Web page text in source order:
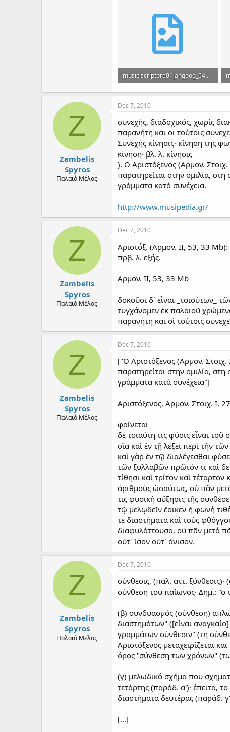
musiciscriptore01jangoog_0412.jpg
123 KB · Views: 0
Z
Zambelis
Spyros
Παλαιό Μέλος
Dec 7, 2010
συνεχής, διαδοχικός, χωρίς
παρανήτη και οι τούτοις
Συνεχής κίνησις· κίνηση της
κίνηση· βλ. λ. κίνησις
). Ο Αριστόξενος (Αρμον. Στοιχ.
παρατηρείται στην ομιλία,
γράμματα κατά συνέχεια.
http://www.musipedia.gr/
Z
Zambelis
Spyros
Παλαιό Μέλος
Dec 7, 2010
Αριστόξ. (Αρμον. ΙΙ, 53, 33
πρβ. λ. εξής.
Αρμον. ΙΙ, 53, 33 Mb
δοκοῦσι δ᾽ εἶναι _τοιούτων_
τυγχάνομεν ἐκ παλαιοῦ
παρανήτη καὶ οἱ τούτοις
Z
Zambelis
Spyros
Παλαιό Μέλος
Dec 7, 2010
[''Ο Αριστόξενος (Αρμον. Στοιχ.
παρατηρείται στην ομιλία,
γράμματα κατά συνέχεια'']
Αριστόξενος, Αρμον. Στοιχ. Ι,
φαίνεται
δὲ τοιαύτη τις φύσις εἶναι
οἵα καὶ ἐν τῇ λέξει περὶ τὴν
καὶ γὰρ ἐν τῷ διαλέγεσθαι
τῶν ξυλλαβῶν πρῶτόν τι καὶ
τίθησι καὶ τρίτον καὶ
ἀριθμοὺς ὡσαύτως, οὐ πᾶν
τις φυσικὴ αὔξησις τῆς
τῷ μελῳδεῖν ἔοικεν ἡ φωνὴ
τε διαστήματα καὶ τοὺς
διαφυλάττουσα, οὐ πᾶν μετὰ
οὔτ᾽ ἴσον οὔτ᾽ ἄνισον.
Z
Zambelis
Spyros
Παλαιό Μέλος
Dec 7, 2010
σύνθεσις, (παλ. αττ.
σύνθεση του παίωνος· Δημ.: "ο
(β) συνδυασμός (σύνθεση)
διαστημάτων" ([είναι
γραμμάτων σύνθεσιν" (τη
Αριστόξενος μεταχειρίζεται
όρος "σύνθεση των χρόνων"
(γ) μελωδικό σχήμα που
τετάρτης (παράδ. α')· έπειτα,
διαστήματα δευτέρας (παράδ.
[...]